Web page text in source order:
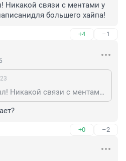
Никакой связи с ментами у
большего хайпа!
+4 –1
Манипулятор это был! Никакой связи с ментами у него нет! Эвакуатор написанидля большего хайпа!
+0 –2